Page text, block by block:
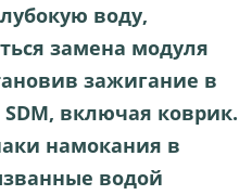
воду,
замена модуля
зажигание в
включая коврик.
намокания в
водой